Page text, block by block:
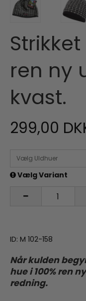
Strikket
ren ny
kvast.
299,00
Vælg Uldhuer
Vælg Variant
ID: M 102-158
Når kulden
hue i 100% ren
redning.